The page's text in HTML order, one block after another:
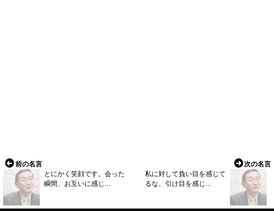
前の名言
とにかく笑顔です。会った
瞬間、お互いに感じ...
次の名言
私に対して負い目を感じて
るな、引け目を感じ...